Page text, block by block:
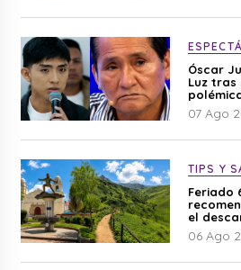
Óscar
Luz
07 Ago
TIPS Y
Feriado
el
06 Ago